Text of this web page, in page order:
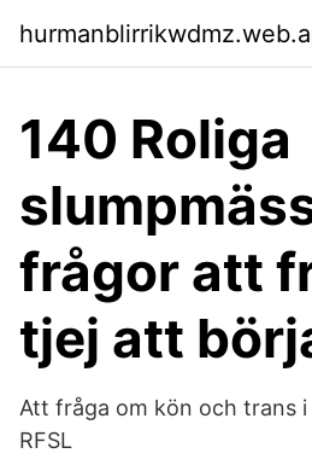
140 Roliga
frågor att
tjej att
Att fråga om kön och trans i
RFSL